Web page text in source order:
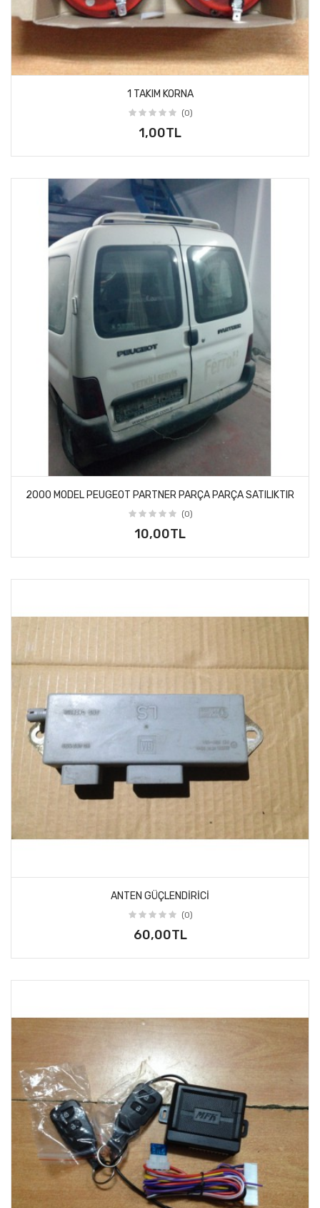
1 TAKIM KORNA
(0)
1,00TL
2000 MODEL PEUGEOT PARTNER PARÇA PARÇA SATILIKTIR
(0)
10,00TL
ANTEN GÜÇLENDIRICI
(0)
60,00TL